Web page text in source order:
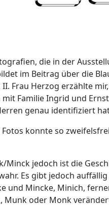
die in der
im Beitrag über die
Frau Herzog erzählte
mit Familie Ingrid und
genau identifiziert
konnte so
Minck jedoch ist die
Es gibt jedoch
und Mincke, Minich,
Munk oder Monk